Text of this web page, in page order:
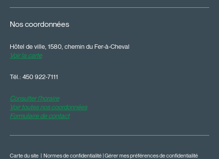
Nos coordonnées
Hôtel de ville, 1580, chemin du Fer-à-Cheval
Voir la carte
Tél.: 450 922-7111
Consulter l'horaire
Voir toutes nos coordonnées
Formulaire de contact
Carte du site Normes de confidentialité Gérer mes préférences de confidentialité